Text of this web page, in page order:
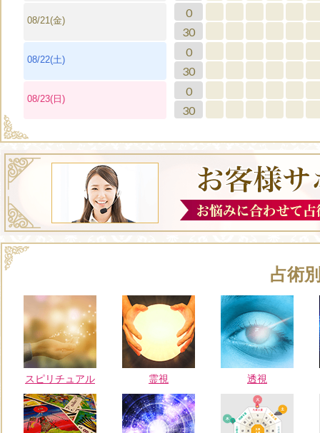
08/21(金)
0
30
08/22(土)
0
30
08/23(日)
0
30
占術
スピリチュアル 霊視 透視